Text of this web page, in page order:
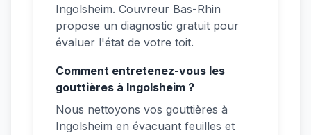
Ingolsheim. Couvreur Bas-Rhin
propose un diagnostic gratuit pour
évaluer l'état de votre toit.
Comment entretenez-vous les
gouttières à Ingolsheim ?
Nous nettoyons vos gouttières à
Ingolsheim en évacuant feuilles et